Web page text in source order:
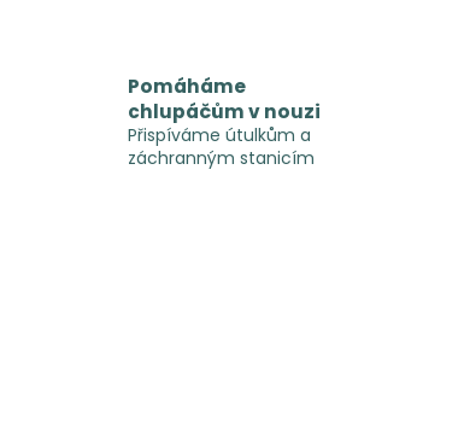
Pomáháme
chlupáčům v nouzi
Přispíváme útulkům a
záchranným stanicím